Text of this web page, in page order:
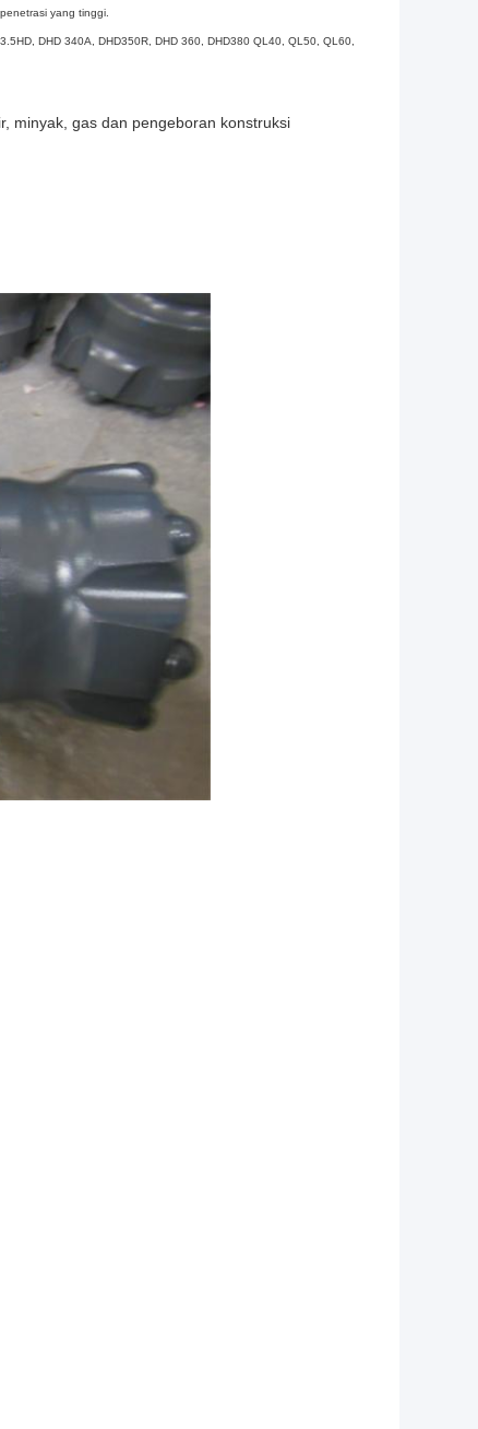
yang tinggi.
DHD 340A, DHD350R, DHD 360, DHD380 QL40, QL50, QL60,
minyak, gas dan pengeboran konstruksi